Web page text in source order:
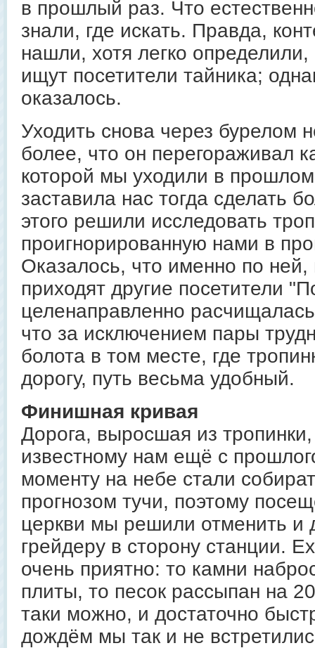
в прошлый раз. Что
знали, где искать. Правда,
нашли, хотя легко определили,
ищут посетители тайника;
оказалось.
Уходить снова через бурелом
более, что он перегораживал
которой мы уходили в прошлом
заставила нас тогда сделать
этого решили исследовать
проигнорированную нами в
Оказалось, что именно по
приходят другие посетители
целенаправленно
что за исключением пары
болота в том месте, где
дорогу, путь весьма удобный.
Финишная кривая
Дорога, выросшая из
известному нам ещё с
моменту на небе стали
прогнозом тучи, поэтому
церкви мы решили отменить и
грейдеру в сторону станции.
очень приятно: то камни
плиты, то песок рассыпан на
таки можно, и достаточно
дождём мы так и не